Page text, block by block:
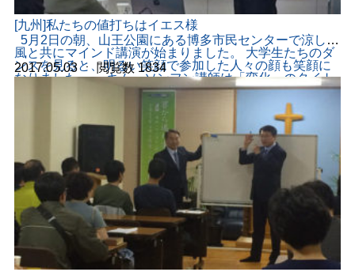
[九州]私たちの値打ちはイエス様
5月2日の朝、山王公園にある博多市民センターで涼しい
風と共にマインド講演が始まりました。 大学生たちのダ
ンスを見ると、明るい笑顔で参加した人々の顔も笑顔に
なりました。 キム・ソンフン講師は「変化」のタイト
ルで講演を始めました。 "土は天に対して100%開いてい
るから美しい物を出します。私には喜びがなくても喜び
を受け入れれば変化が始まります" 変化は私からできるの
ではなく、外から受け入れ...
2017.05.03 ㆍ 閲覧数 1834